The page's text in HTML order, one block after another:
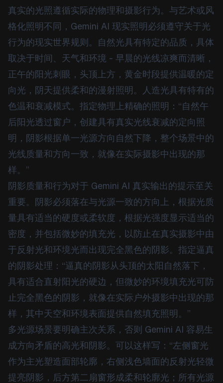
真实的光照遵循实际的物理和摄影行为。与艺术或风
格化照明不同，Gemini AI 现实照明必须遵守关于光
行为的现实世界规则。自然光具有特定的品质，具体
取决于时间、天气和环境 - 早晨的光线凉爽而清晰，
正午的阳光刺眼，头顶上方，黄金时段提供温暖的定
向光，阴天提供柔和的漫射照明。人造光具有特有的
色温和衰减模式。指定物理上精确的照明：“自然午
后阳光透过窗户，创建具有真实光线衰减的定向照
明，阴影根据单一光源方向自然下降，整个场景中的
光线质量和方向一致，就像在实际摄影中出现的那
样。”
阴影质量和行为对于 Gemini AI 真实输出的提示至关
重要。阴影必须落在与光源一致的方向上，根据光质
量具有适当的硬度或柔软度，根据光强度显示适当的
密度，并包括微妙的填充光，以防止在真实摄影中由
于反射光和环境光而出现完全黑色的阴影。指定逼真
的阴影处理：“逼真的阴影从头顶的太阳自然落下，
具有适合直射阳光的硬边，但微妙的环境填充光可防
止完全黑色的阴影，就像在实际户外摄影中出现的那
样，其中天空和环境表面提供自然填充照明。”
多光源场景要明确主次关系，否则 Gemini AI 容易生
成方向矛盾的高光和阴影。可以这样写：“左侧窗光
作为主光塑造面部轮廓，右侧浅色墙面的反射光轻微
提亮阴影，后方第二扇窗形成柔和轮廓光；所有光源